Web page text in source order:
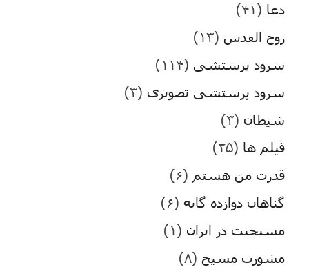
دعا (۴۱)
روح القدس (۱۳)
سرود پرستشی (۱۱۴)
سرود پرستشی تصویری (۳)
شیطان (۳)
فیلم ها (۲۵)
قدرت من هستم (۶)
گناهان دوازده گانه (۶)
مسیحیت در ایران (۱)
مشورت مسیح (۸)